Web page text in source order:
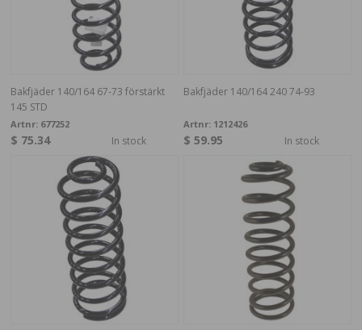
Bakfjäder 140/164 67-73 förstärkt
145 STD
Artnr: 677252
$ 75.34 In stock
Bakfjäder 140/164 240 74-93
Artnr: 1212426
$ 59.95 In stock